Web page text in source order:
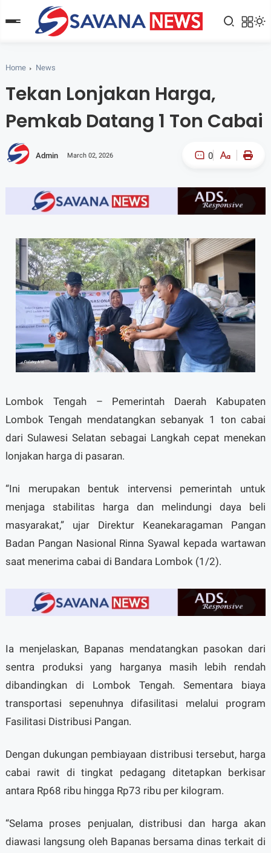
Home News
Tekan Lonjakan Harga,
Pemkab Datang 1 Ton Cabai
Admin March 02, 2026 0
A- A+
Lombok Tengah – Pemerintah Daerah Kabupaten
Lombok Tengah mendatangkan sebanyak 1 ton cabai
dari Sulawesi Selatan sebagai Langkah cepat menekan
lonjakan harga di pasaran.
“Ini merupakan bentuk intervensi pemerintah untuk
menjaga stabilitas harga dan melindungi daya beli
masyarakat,” ujar Direktur Keanekaragaman Pangan
Badan Pangan Nasional Rinna Syawal kepada wartawan
saat menerima cabai di Bandara Lombok (1/2).
Ia menjelaskan, Bapanas mendatangkan pasokan dari
sentra produksi yang harganya masih lebih rendah
dibandingkan di Lombok Tengah. Sementara biaya
transportasi sepenuhnya difasilitasi melalui program
Fasilitasi Distribusi Pangan.
Dengan dukungan pembiayaan distribusi tersebut, harga
cabai rawit di tingkat pedagang ditetapkan berkisar
antara Rp68 ribu hingga Rp73 ribu per kilogram.
“Selama proses penjualan, distribusi dan harga akan
diawasi langsung oleh Bapanas bersama dinas terkait di